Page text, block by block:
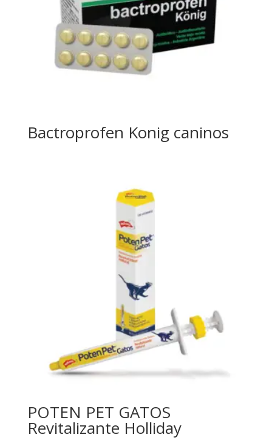
Bactroprofen Konig caninos
POTEN PET GATOS
Revitalizante Holliday